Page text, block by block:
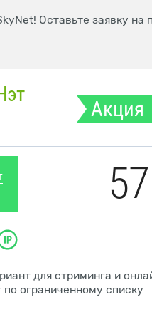
Оставьте заявку
Акция
для стриминга и
по ограниченному списку